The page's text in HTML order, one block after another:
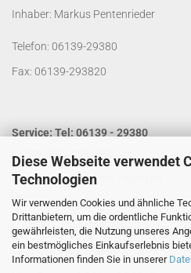
Diese Webseite verwendet
Technologien
Wir verwenden Cookies und ähnliche
Drittanbietern, um die ordentliche
gewährleisten, die Nutzung unseres
ein bestmögliches Einkaufserlebnis
Informationen finden Sie in unserer
Inhaber: Markus Pentenrieder
Telefon: 06139-29380
Fax: 06139-293820
Service: Tel: 06139 - 29380
Laden Öffnungszeiten:
Mo. - Do. von 9:00 bis 14:00 Uhr
Fr. von 9:00 bis 13:00 Uhr
Kontakt per Email:
Telefon Servicezeiten: